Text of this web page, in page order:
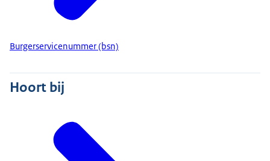
Burgerservicenummer (bsn)
Hoort bij